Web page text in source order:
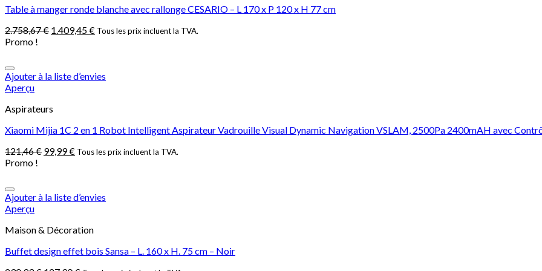
Table à manger ronde blanche avec rallonge CESARIO – L 170 x P 120 x H 77 cm
2.758,67€ 1.409,45€ Tous les prix incluent la TVA.
Promo !
Ajouter à la liste d’envies
Aperçu
Aspirateurs
Xiaomi Mijia 1C 2 en 1 Robot Intelligent Aspirateur Vadrouille Visual Dynamic Navigation VSLAM, 2500Pa 2400mAH avec
121,46€ 99,99€ Tous les prix incluent la TVA.
Promo !
Ajouter à la liste d’envies
Aperçu
Maison & Décoration
Buffet design effet bois Sansa – L. 160 x H. 75 cm – Noir